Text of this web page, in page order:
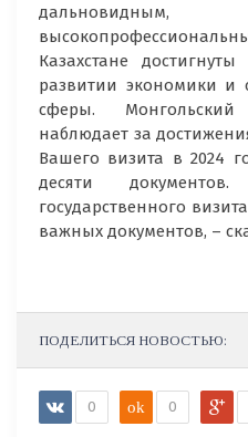
Казахстане
развитии экономики и
сферы.
наблюдает за
Вашего визита в 2024
десяти
государственного
важных документов, –
ПОДЕЛИТЬСЯ НОВОСТЬЮ:
0 ok 0